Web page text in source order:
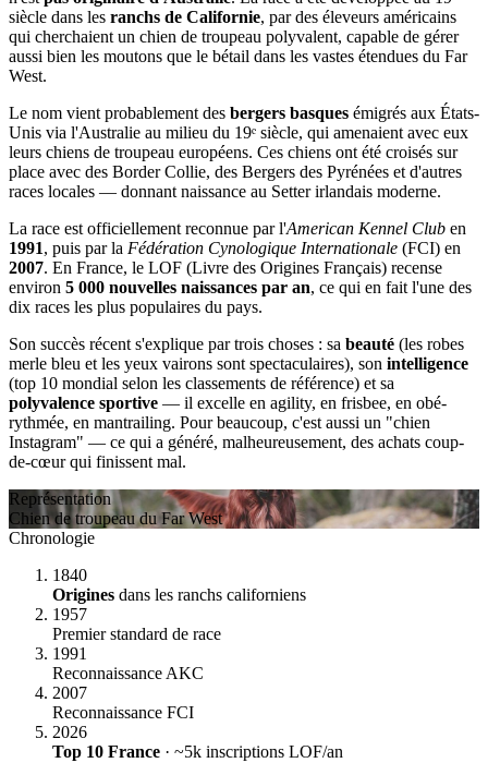
siècle dans les ranchs de Californie, par des éleveurs américains
qui cherchaient un chien de troupeau polyvalent, capable de gérer
aussi bien les moutons que le bétail dans les vastes étendues du Far
West.
Le nom vient probablement des bergers basques émigrés aux États-
Unis via l'Australie au milieu du 19ᵉ siècle, qui amenaient avec eux
leurs chiens de troupeau européens. Ces chiens ont été croisés sur
place avec des Border Collie, des Bergers des Pyrénées et d'autres
races locales — donnant naissance au Setter irlandais moderne.
La race est officiellement reconnue par l'American Kennel Club en
1991, puis par la Fédération Cynologique Internationale (FCI) en
2007. En France, le LOF (Livre des Origines Français) recense
environ 5 000 nouvelles naissances par an, ce qui en fait l'une des
dix races les plus populaires du pays.
Son succès récent s'explique par trois choses : sa beauté (les robes
merle bleu et les yeux vairons sont spectaculaires), son intelligence
(top 10 mondial selon les classements de référence) et sa
polyvalence sportive — il excelle en agility, en frisbee, en obé-
rythmée, en mantrailing. Pour beaucoup, c'est aussi un "chien
Instagram" — ce qui a généré, malheureusement, des achats coup-
de-cœur qui finissent mal.
Représentation
Chien de troupeau du Far West
Chronologie
1840
Origines dans les ranchs californiens
1957
Premier standard de race
1991
Reconnaissance AKC
2007
Reconnaissance FCI
2026
Top 10 France · ~5k inscriptions LOF/an